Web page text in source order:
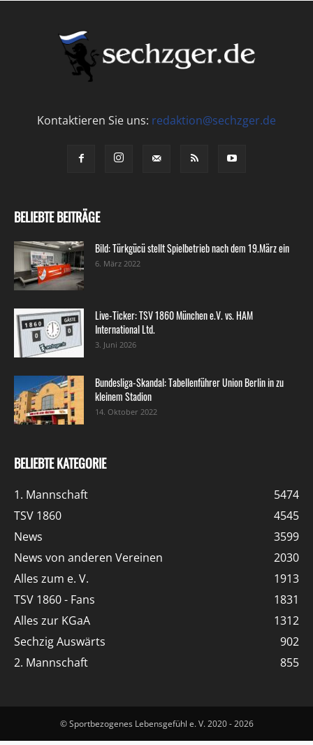
Kontaktieren Sie uns: redaktion@sechzger.de
BELIEBTE BEITRÄGE
Bild: Türkgücü stellt Spielbetrieb nach dem 19.März ein
6. März 2022
Live-Ticker: TSV 1860 München e.V. vs. HAM
International Ltd.
3. Juni 2026
Bundesliga-Skandal: Tabellenführer Union Berlin in zu
kleinem Stadion
14. Oktober 2022
BELIEBTE KATEGORIE
1. Mannschaft
5474
TSV 1860
4545
News
3599
News von anderen Vereinen
2030
Alles zum e. V.
1913
TSV 1860 - Fans
1831
Alles zur KGaA
1312
Sechzig Auswärts
902
2. Mannschaft
855
© Sportbezogenes Lebensgefühl e. V. 2020 - 2026